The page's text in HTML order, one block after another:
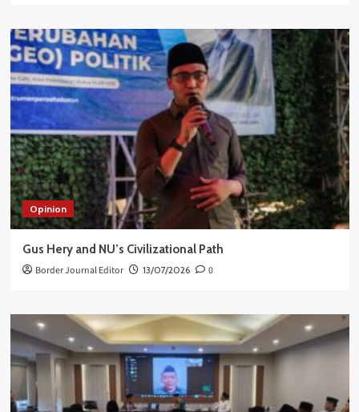
Opinion
Gus Hery and NU’s Civilizational Path
Border Journal Editor 13/07/2026 0